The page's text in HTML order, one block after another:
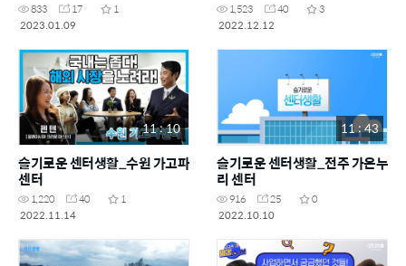
833 17
1
2023.01.09
1,523 40
3
2022.12.12
11 : 10
슬기로운 센터생활_수원 가고파
센터
1,220 40
1
2022.11.14
11 : 43
슬기로운 센터생활_전주 가온누
리 센터
916 25
0
2022.10.10